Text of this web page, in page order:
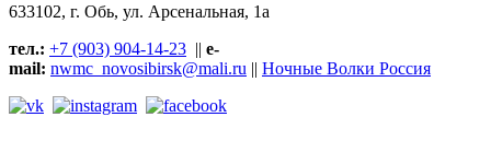
633102, г. Обь, ул. Арсенальная, 1а
тел.: +7 (903) 904-14-23 || e-
mail: nwmc_novosibirsk@mali.ru || Ночные Волки Россия